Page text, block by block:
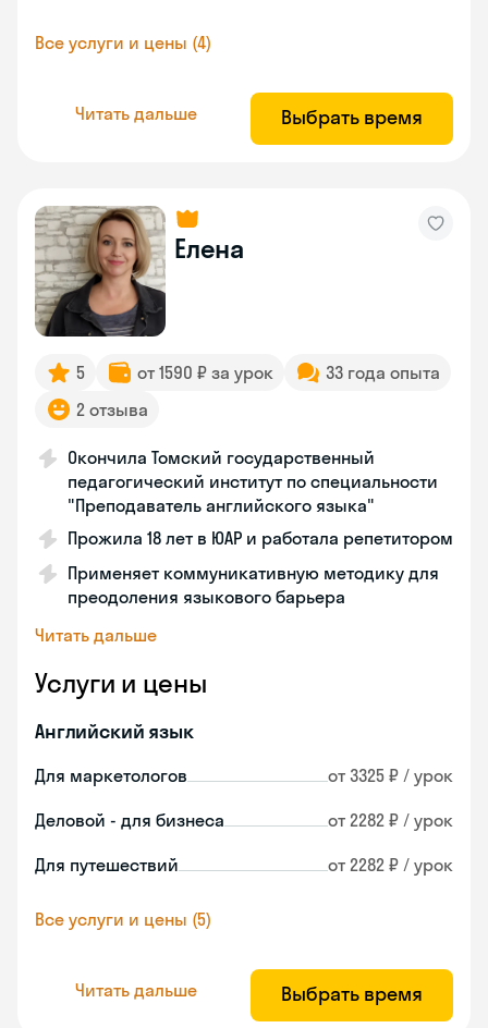
Все услуги и цены (4)
Читать дальше Выбрать время
Елена
5 от 1590 ₽ за урок
33 года опыта
2 отзыва
Окончила Томский государственный
педагогический институт по специальности
"Преподаватель английского языка"
Прожила 18 лет в ЮАР и работала репетитором
Применяет коммуникативную методику для
преодоления языкового барьера
Читать дальше
Услуги и цены
Английский язык
Для маркетологов от 3325 ₽ / урок
Деловой - для бизнеса от 2282 ₽ / урок
Для путешествий от 2282 ₽ / урок
Все услуги и цены (5)
Читать дальше Выбрать время